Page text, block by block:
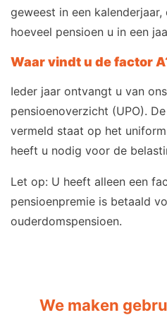
geweest in een
hoeveel pensioen u in een
Waar vindt u de factor
Ieder jaar ontvangt u van
pensioenoverzicht (UPO).
vermeld staat op het
heeft u nodig voor de
Let op: U heeft alleen een
pensioenpremie is betaald
ouderdomspensioen.
We maken